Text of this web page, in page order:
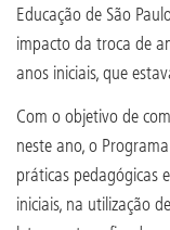
Educação de São
impacto da troca de
anos iniciais, que
Com o objetivo de
neste ano, o
práticas pedagógicas
iniciais, na utilização